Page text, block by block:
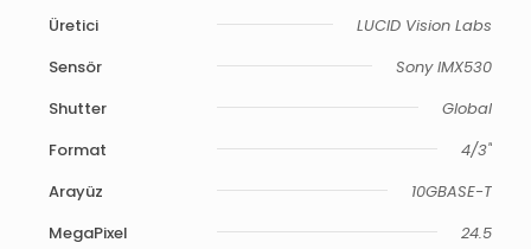
Üretici
LUCID Vision Labs
Sensör
Sony IMX530
Shutter
Global
Format
4/3"
Arayüz
10GBASE-T
MegaPixel
24.5